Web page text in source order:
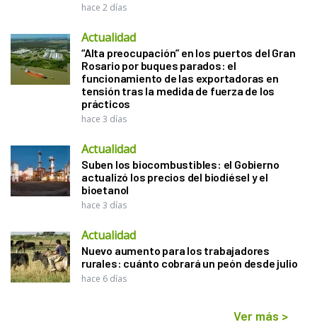
hace 2 días
Actualidad
“Alta preocupación” en los puertos del Gran
Rosario por buques parados: el
funcionamiento de las exportadoras en
tensión tras la medida de fuerza de los
prácticos
hace 3 días
Actualidad
Suben los biocombustibles: el Gobierno
actualizó los precios del biodiésel y el
bioetanol
hace 3 días
Actualidad
Nuevo aumento para los trabajadores
rurales: cuánto cobrará un peón desde julio
hace 6 días
Ver más >